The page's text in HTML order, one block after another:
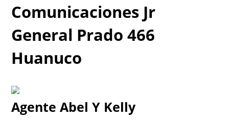
Comunicaciones Jr
General Prado 466
Huanuco
Agente Abel Y Kelly